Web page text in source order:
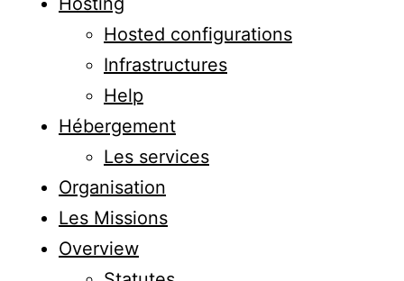
Hosted configurations
Infrastructures
Help
Hébergement
Les services
Organisation
Les Missions
Overview